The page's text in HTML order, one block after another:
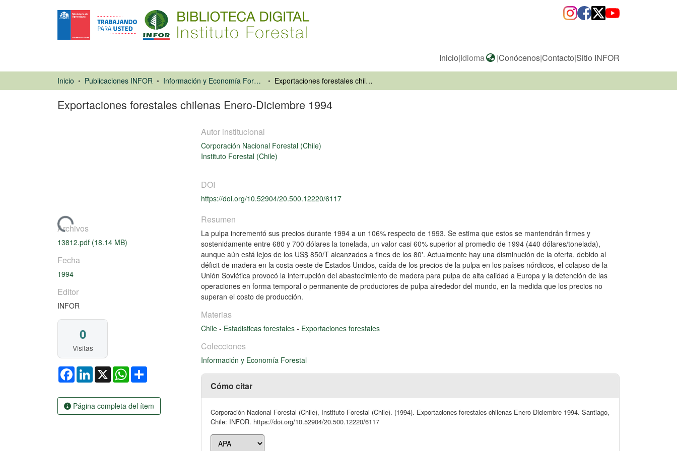
Inicio|Idioma |Conócenos|Contacto|Sitio INFOR
Inicio Publicaciones INFOR Información y Economía Forestal Exportaciones forestales chilenas Enero-Diciembre 1994
Exportaciones forestales chilenas Enero-Diciembre 1994
Cargando...
Archivos
13812.pdf (18.14 MB)
Fecha
1994
Editor
INFOR
0
Visitas
FacebookLinkedIn
X WhatsApp
Página completa del ítem
Autor institucional
Corporación Nacional Forestal (Chile)
Instituto Forestal (Chile)
DOI
https://doi.org/10.52904/20.500.12220/6117
Resumen
La pulpa incrementó sus precios durante 1994 a un 106% respecto de 1993. Se estima que estos se mantendrán firmes y
sostenidamente entre 680 y 700 dólares la tonelada, un valor casi 60% superior al promedio de 1994 (440 dólares/tonelada),
aunque aún está lejos de los US$ 850/T alcanzados a fines de los 80'. Actualmente hay una disminución de la oferta, debido al
déficit de madera en la costa oeste de Estados Unidos, caída de los precios de la pulpa en los países nórdicos, el colapso de la
Unión Soviética provocó la interrupción del abastecimiento de madera para pulpa de alta calidad a Europa y la detención de las
operaciones en forma temporal o permanente de productores de pulpa alrededor del mundo, en la medida que los precios no
superan el costo de producción.
Materias
Chile - Estadisticas forestales - Exportaciones forestales
Colecciones
Información y Economía Forestal
Cómo citar
Corporación Nacional Forestal (Chile), Instituto Forestal (Chile). (1994). Exportaciones forestales chilenas Enero-Diciembre 1994. Santiago,
Chile: INFOR. https://doi.org/10.52904/20.500.12220/6117